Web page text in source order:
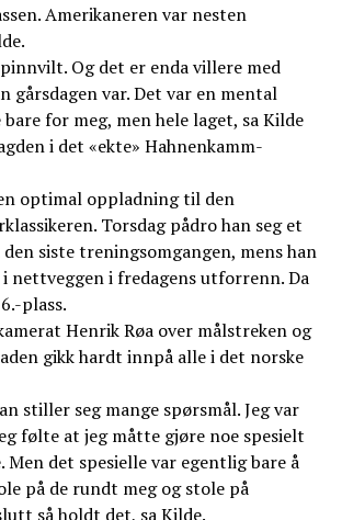
Amerikaneren var nesten
Og det er enda villere med
gårsdagen var. Det var en mental
for meg, men hele laget, sa Kilde
i det «ekte» Hahnenkamm-
optimal oppladning til den
Torsdag pådro han seg et
siste treningsomgangen, mens han
nettveggen i fredagens utforrenn. Da
plass.
Henrik Røa over målstreken og
gikk hardt innpå alle i det norske
stiller seg mange spørsmål. Jeg var
følte at jeg måtte gjøre noe spesielt
Men det spesielle var egentlig bare å
på de rundt meg og stole på
så holdt det, sa Kilde.